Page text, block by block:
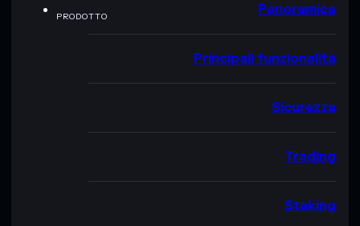
PRODOTTO Panoramica
Principali funzionalità
Sicurezza
Trading
Staking